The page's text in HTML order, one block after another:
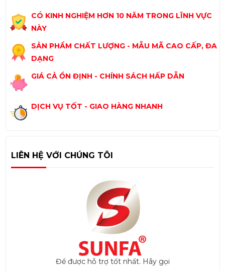
CÓ KINH NGHIỆM HƠN 10 NĂM TRONG LĨNH VỰC
NÀY
SẢN PHẨM CHẤT LƯỢNG - MẪU MÃ CAO CẤP, ĐA
DẠNG
GIÁ CẢ ỔN ĐỊNH - CHÍNH SÁCH HẤP DẪN
DỊCH VỤ TỐT - GIAO HÀNG NHANH
LIÊN HỆ VỚI CHÚNG TÔI
Để được hỗ trợ tốt nhất. Hãy gọi